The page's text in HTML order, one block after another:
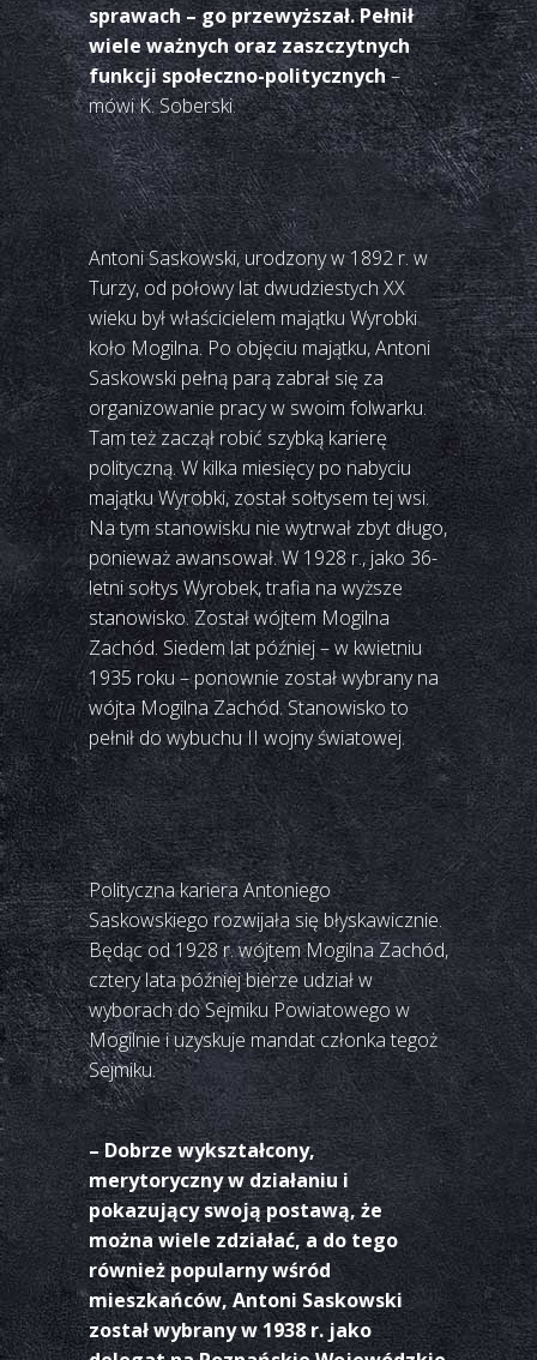
sprawach – go przewyższał. Pełnił
wiele ważnych oraz zaszczytnych
funkcji społeczno-politycznych–
mówi K. Soberski.
Antoni Saskowski, urodzony w 1892 r. w
Turzy, od połowy lat dwudziestych XX
wieku był właścicielem majątku Wyrobki
koło Mogilna. Po objęciu majątku, Antoni
Saskowski pełną parą zabrał się za
organizowanie pracy w swoim folwarku.
Tam też zaczął robić szybką karierę
polityczną. W kilka miesięcy po nabyciu
majątku Wyrobki, został sołtysem tej wsi.
Na tym stanowisku nie wytrwał zbyt długo,
ponieważ awansował. W 1928 r., jako 36-
letni sołtys Wyrobek, trafia na wyższe
stanowisko. Został wójtem Mogilna
Zachód. Siedem lat później – w kwietniu
1935 roku – ponownie został wybrany na
wójta Mogilna Zachód. Stanowisko to
pełnił do wybuchu II wojny światowej.
Polityczna kariera Antoniego
Saskowskiego rozwijała się błyskawicznie.
Będąc od 1928 r. wójtem Mogilna Zachód,
cztery lata później bierze udział w
wyborach do Sejmiku Powiatowego w
Mogilnie i uzyskuje mandat członka tegoż
Sejmiku.
– Dobrze wykształcony,
merytoryczny w działaniu i
pokazujący swoją postawą, że
można wiele zdziałać, a do tego
również popularny wśród
mieszkańców, Antoni Saskowski
został wybrany w 1938 r. jako